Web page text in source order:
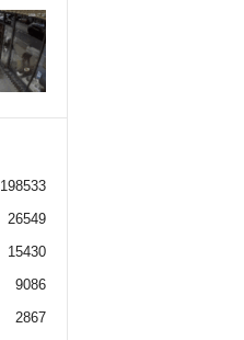
198533
26549
15430
9086
2867